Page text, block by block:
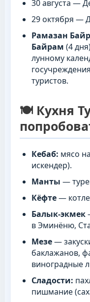
30 августа —
29 октября —
Рамазан
Байрам (4
лунному
туристов.
🍽️ Кухня
Кебаб: мясо
искендер).
Манты —
Кёфте—
Балык-экмек
в Эминёню,
Мезе—
баклажанов,
виноградные
Сладости:
пишмание